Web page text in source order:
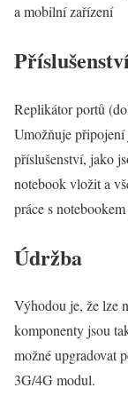
a mobilní zařízení
Replikátor portů
Umožňuje
příslušenství, jako
notebook vložit a
práce s
Údržba
Výhodou je, že lze
komponenty jsou
možné upgradovat
3G/4G modul.